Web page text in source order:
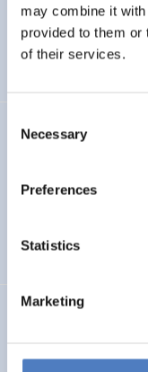
may combine it
provided to them or
of their services.
Selection
Necessary
Preferences
Statistics
Marketing
Regenerative Co-
Evaluation der
BILDUNG
…
Social Innovation